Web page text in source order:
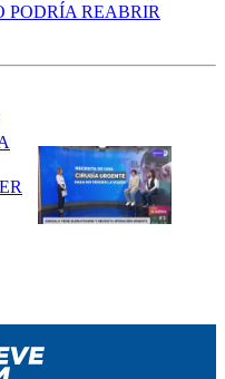
PODRÍA REABRIR